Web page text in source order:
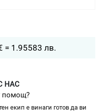
= 1.95583 лв.
НАС
помощ?
екип е винаги готов да ви